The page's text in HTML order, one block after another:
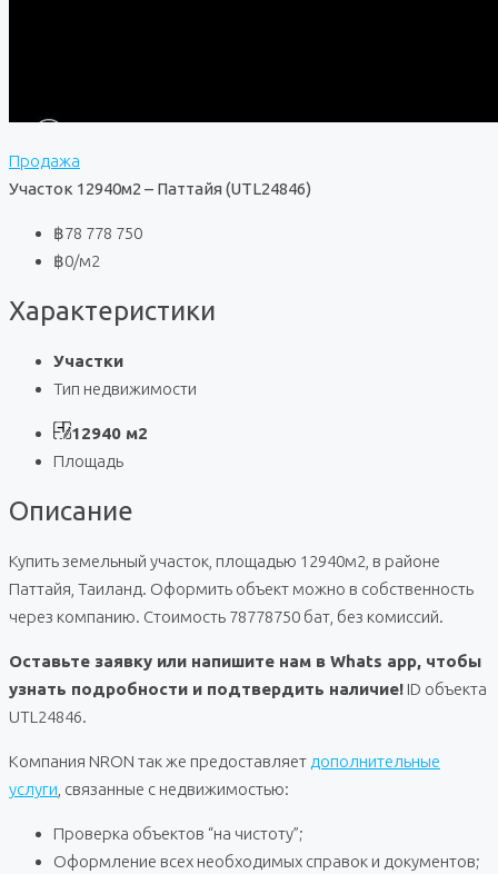
Продажа
Участок 12940м2 – Паттайя (UTL24846)
฿78 778 750
฿0/м2
Характеристики
Участки
Тип недвижимости
12940 м2
Площадь
Описание
Купить земельный участок, площадью 12940м2, в районе
Паттайя, Таиланд. Оформить объект можно в собственность
через компанию. Стоимость 78778750 бат, без комиссий.
Оставьте заявку или напишите нам в Whats app, чтобы
узнать подробности и подтвердить наличие! ID объекта
UTL24846.
Компания NRON так же предоставляет дополнительные
услуги , связанные с недвижимостью:
Проверка объектов “на чистоту”;
Оформление всех необходимых справок и документов;